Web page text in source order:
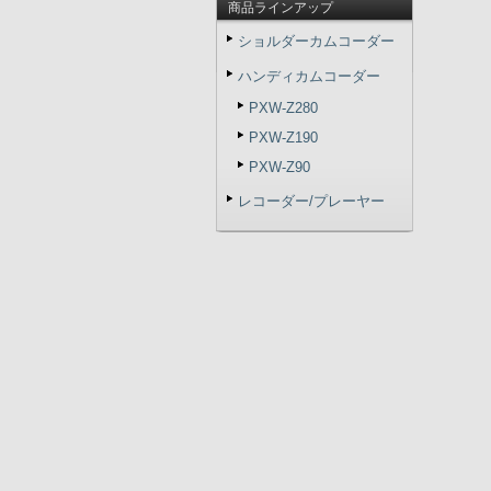
商品ラインアップ
ショルダーカムコーダー
ハンディカムコーダー
PXW-Z280
PXW-Z190
PXW-Z90
レコーダー/プレーヤー